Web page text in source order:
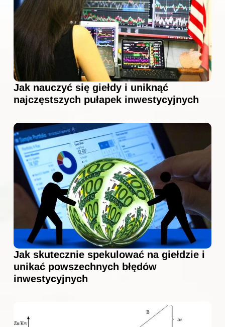
Jak nauczyć się giełdy i uniknąć
najczęstszych pułapek inwestycyjnych
Jak skutecznie spekulować na giełdzie i
unikać powszechnych błędów
inwestycyjnych